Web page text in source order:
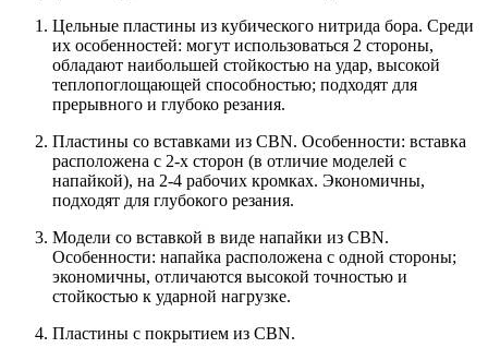
Цельные пластины из кубического нитрида бора. Среди
их особенностей: могут использоваться 2 стороны,
обладают наибольшей стойкостью на удар, высокой
теплопоглощающей способностью; подходят для
прерывного и глубоко резания.
Пластины со вставками из CBN. Особенности: вставка
расположена с 2-х сторон (в отличие моделей с
напайкой), на 2-4 рабочих кромках. Экономичны,
подходят для глубокого резания.
Модели со вставкой в виде напайки из CBN.
Особенности: напайка расположена с одной стороны;
экономичны, отличаются высокой точностью и
стойкостью к ударной нагрузке.
Пластины с покрытием из CBN.